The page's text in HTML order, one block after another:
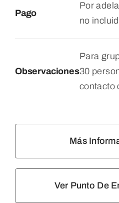
Pago
Por
no
Observaciones
Para
30
contacto
Más
Ver Punto De